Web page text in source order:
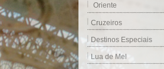
Oriente
Cruzeiros
Destinos Especiais
Lua de Mel